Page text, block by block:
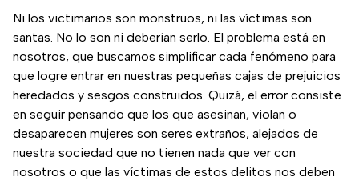
Ni los victimarios son monstruos, ni las víctimas son
santas. No lo son ni deberían serlo. El problema está en
nosotros, que buscamos simplificar cada fenómeno para
que logre entrar en nuestras pequeñas cajas de prejuicios
heredados y sesgos construidos. Quizá, el error consiste
en seguir pensando que los que asesinan, violan o
desaparecen mujeres son seres extraños, alejados de
nuestra sociedad que no tienen nada que ver con
nosotros o que las víctimas de estos delitos nos deben